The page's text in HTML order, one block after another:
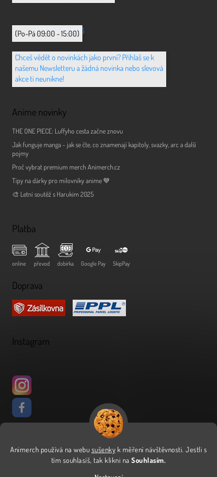
Animerch používá na webu sušenky k měření návštěvnosti. Jestli s
tím souhlasíš, tak klikni naSouhlasím.
+420 702 851 036
(Po-Pá 09:00 - 15:00)
Chceš vědět o novinkách jako první? Přihlaš se k
našemu Newsletteru a žádná novinka nebo slevová
akce ti neunikne!
Anime novinky
THE ONE PIECE: Luffyho cesta začne znovu
Jak funguje manga - jak se čte, co znamenají kapitoly, svazky, arc a další
pojmy
Proč vybrat premium merch Animerch.cz
Tipy na dárky pro milovníky anime 💙
🎨 Letní soutěž s Harukim 2025
Platba
online převod dobírka Google Pay SkipPay
Doprava
Instagram
Vytvořil Shoptet